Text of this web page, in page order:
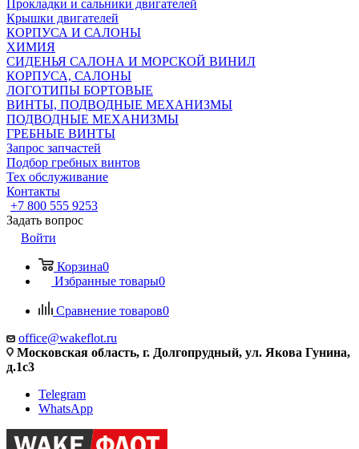
Прокладки и сальники двигателей
Крышки двигателей
КОРПУСА И САЛОНЫ
ХИМИЯ
СИДЕНЬЯ САЛОНА И МОРСКОЙ ВИНИЛ
КОРПУСА, САЛОНЫ
ЛОГОТИПЫ БОРТОВЫЕ
ВИНТЫ, ПОДВОДНЫЕ МЕХАНИЗМЫ
ПОДВОДНЫЕ МЕХАНИЗМЫ
ГРЕБНЫЕ ВИНТЫ
Запрос запчастей
Подбор гребных винтов
Тех обслуживание
Контакты
+7 800 555 9253
Задать вопрос
Войти
Корзина0
Избранные товары0
Сравнение товаров0
office@wakeflot.ru
Московская область, г. Долгопрудный, ул. Якова Гунина,
д.1с3
Telegram
WhatsApp